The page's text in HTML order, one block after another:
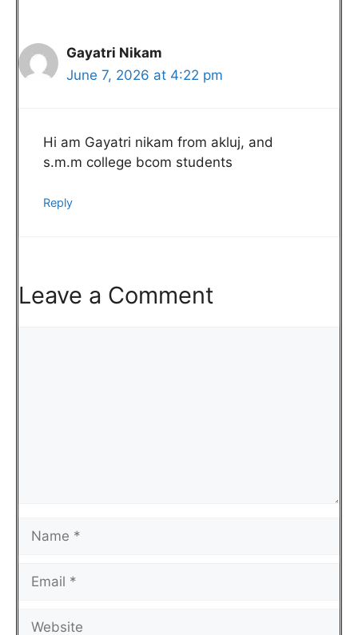
Gayatri Nikam
June 7, 2026 at 4:22 pm
Hi am Gayatri nikam from akluj, and
s.m.m college bcom students
Reply
Leave a Comment